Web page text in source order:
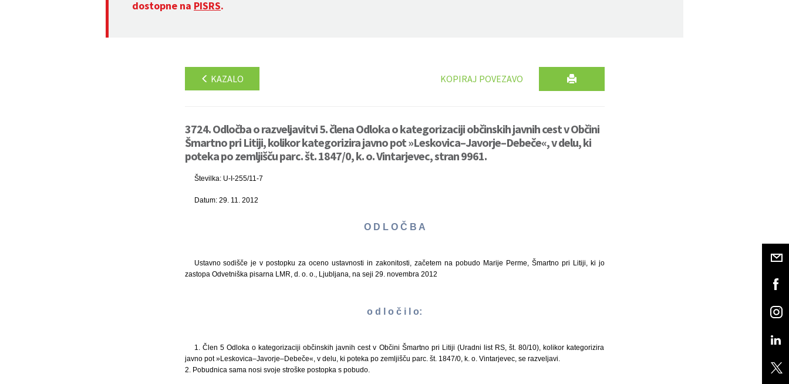
dostopne na PISRS.
KAZALO KOPIRAJ POVEZAVO
3724. Odločba o razveljavitvi 5. člena Odloka o kategorizaciji občinskih javnih cest v Občini
Šmartno pri Litiji, kolikor kategorizira javno pot »Leskovica–Javorje–Debeče«, v delu, ki
poteka po zemljišču parc. št. 1847/0, k. o. Vintarjevec, stran 9961.
Številka: U-I-255/11-7
Datum: 29. 11. 2012
O D L O Č B A
Ustavno sodišče je v postopku za oceno ustavnosti in zakonitosti, začetem na pobudo Marije Perme, Šmartno pri Litiji, ki jo
zastopa Odvetniška pisarna LMR, d. o. o., Ljubljana, na seji 29. novembra 2012
o d l o č i l o:
1. Člen 5 Odloka o kategorizaciji občinskih javnih cest v Občini Šmartno pri Litiji (Uradni list RS, št. 80/10), kolikor kategorizira
javno pot »Leskovica–Javorje–Debeče«, v delu, ki poteka po zemljišču parc. št. 1847/0, k. o. Vintarjevec, se razveljavi.
2. Pobudnica sama nosi svoje stroške postopka s pobudo.